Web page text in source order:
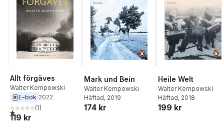
Allt förgäves
Walter Kempowski
E-bok 2022
1,0utav 5 stjärnor. Totalt antal röster:
(1)
119 kr
Mark und Bein
Walter Kempowski
Häftad, 2019
174 kr
Heile Welt
Walter Kempowski
Häftad, 2018
199 kr